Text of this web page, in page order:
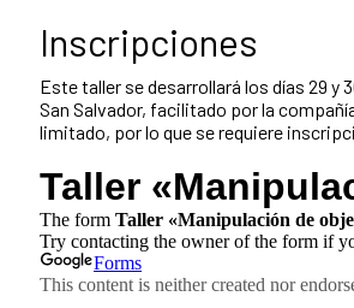
Inscripciones
Este taller se desarrollará los días 29 y
San Salvador, facilitado por la
limitado, por lo que se requiere